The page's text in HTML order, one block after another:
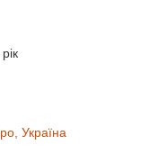
Україна